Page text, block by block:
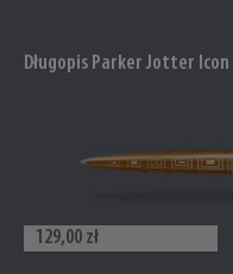
Długopis Parker Jotter Icon
129,00 zł